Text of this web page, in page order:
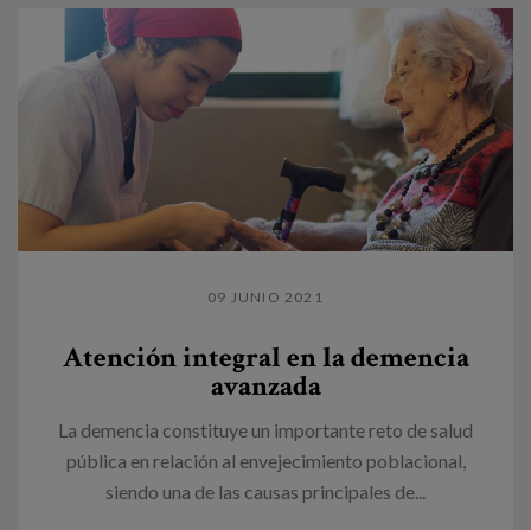
09 JUNIO 2021
Atención integral en la demencia
avanzada
La demencia constituye un importante reto de salud
pública en relación al envejecimiento poblacional,
siendo una de las causas principales de...